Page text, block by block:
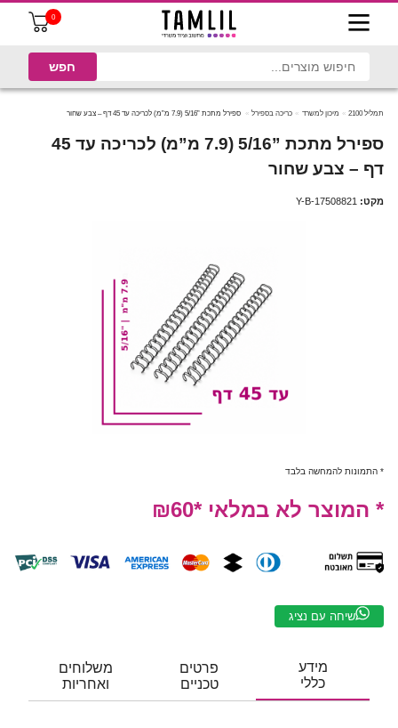
0
תמליל 2100 מיכון למשרד כריכה בספירל ספירל מתכת ”5/16 (7.9 מ”מ) לכריכה עד 45 דף – צבע שחור
ספירל מתכת ”5/16 (7.9 מ”מ) לכריכה עד 45
דף – צבע שחור
מקט: Y-B-17508821
* התמונות להמחשה בלבד
* המוצר לא במלאי *₪60
שיחה עם נציג
מידע
כללי
פרטים
טכניים
משלוחים
ואחריות